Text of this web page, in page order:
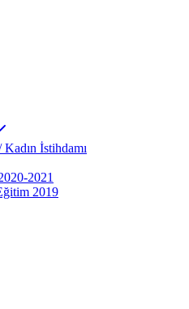
İstihdamı
2021
2019